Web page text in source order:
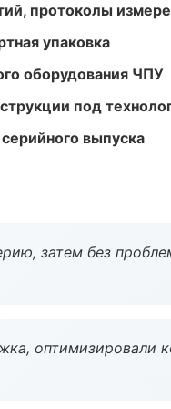
протоколы
упаковка
оборудования ЧПУ
под
выпуска
затем без
оптимизировали